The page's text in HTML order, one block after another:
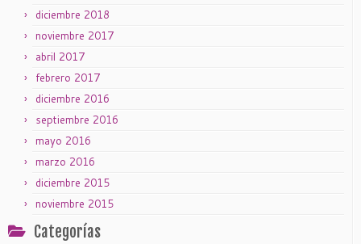
diciembre 2018
noviembre 2017
abril 2017
febrero 2017
diciembre 2016
septiembre 2016
mayo 2016
marzo 2016
diciembre 2015
noviembre 2015
Categorías